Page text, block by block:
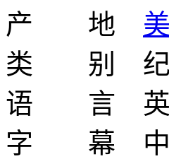
产 地
类 别 纪
语 言 英
字 幕 中